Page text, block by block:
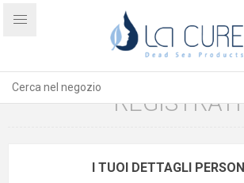
REGISTRATI
I TUOI DETTAGLI